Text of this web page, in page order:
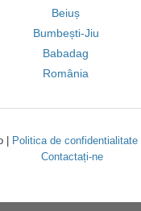
Beiuș
Bumbești-Jiu
Babadag
România
| Politica de confidentialitate|
Contactați-ne